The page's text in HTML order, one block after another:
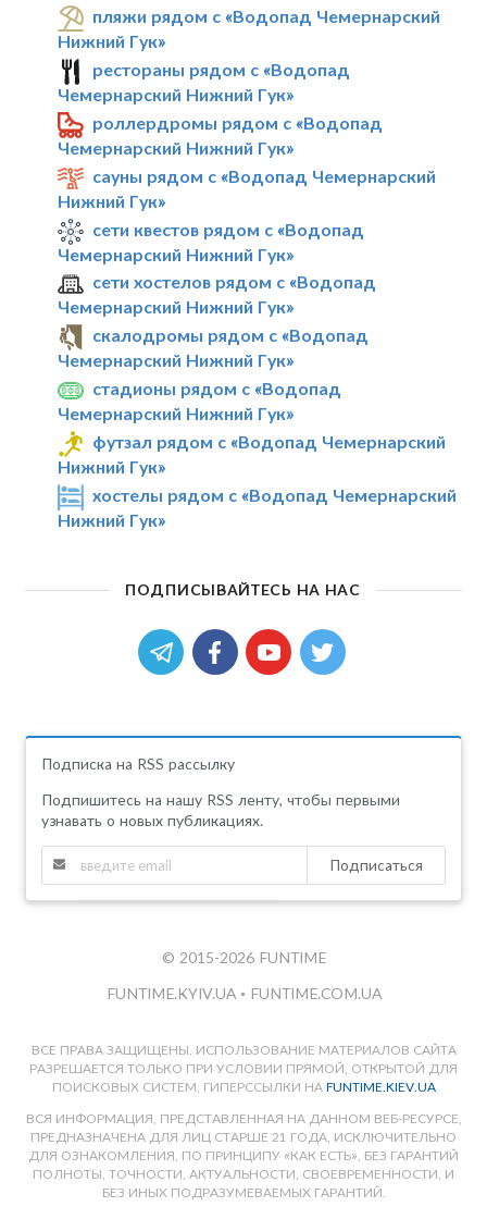
пляжи рядом с «Водопад Чемернарский
Нижний Гук»
рестораны рядом с «Водопад
Чемернарский Нижний Гук»
роллердромы рядом с «Водопад
Чемернарский Нижний Гук»
сауны рядом с «Водопад Чемернарский
Нижний Гук»
сети квестов рядом с «Водопад
Чемернарский Нижний Гук»
сети хостелов рядом с «Водопад
Чемернарский Нижний Гук»
скалодромы рядом с «Водопад
Чемернарский Нижний Гук»
стадионы рядом с «Водопад
Чемернарский Нижний Гук»
футзал рядом с «Водопад Чемернарский
Нижний Гук»
хостелы рядом с «Водопад Чемернарский
Нижний Гук»
ПОДПИСЫВАЙТЕСЬ НА НАС
Подписка на RSS рассылку
Подпишитесь на нашу RSS ленту, чтобы первыми
узнавать о новых публикациях.
Подписаться
© 2015-2026 FUNTIME
FUNTIME.KYIV.UA • FUNTIME.COM.UA
ВСЕ ПРАВА ЗАЩИЩЕНЫ. ИСПОЛЬЗОВАНИЕ МАТЕРИАЛОВ САЙТА
РАЗРЕШАЕТСЯ ТОЛЬКО ПРИ УСЛОВИИ ПРЯМОЙ, ОТКРЫТОЙ ДЛЯ
ПОИСКОВЫХ СИСТЕМ, ГИПЕРССЫЛКИ НА FUNTIME.KIEV.UA
ВСЯ ИНФОРМАЦИЯ, ПРЕДСТАВЛЕННАЯ НА ДАННОМ ВЕБ-РЕСУРСЕ,
ПРЕДНАЗНАЧЕНА ДЛЯ ЛИЦ СТАРШЕ 21 ГОДА, ИСКЛЮЧИТЕЛЬНО
ДЛЯ ОЗНАКОМЛЕНИЯ, ПО ПРИНЦИПУ «КАК ЕСТЬ», БЕЗ ГАРАНТИЙ
ПОЛНОТЫ, ТОЧНОСТИ, АКТУАЛЬНОСТИ, СВОЕВРЕМЕННОСТИ, И
БЕЗ ИНЫХ ПОДРАЗУМЕВАЕМЫХ ГАРАНТИЙ.